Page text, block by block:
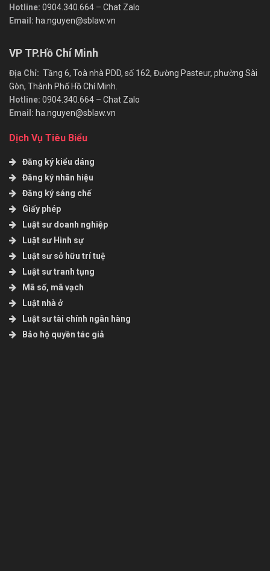
Hotline: 0904.340.664 – Chat Zalo
Email: ha.nguyen@sblaw.vn
VP TP.Hồ Chí Minh
Địa Chỉ: Tầng 6, Toà nhà PDD, số 162, Đường Pasteur, phường Sài
Gòn, Thành Phố Hồ Chí Minh.
Hotline: 0904.340.664 – Chat Zalo
Email: ha.nguyen@sblaw.vn
Dịch Vụ Tiêu Biểu
Đăng ký kiểu dáng
Đăng ký nhãn hiệu
Đăng ký sáng chế
Giấy phép
Luật sư doanh nghiệp
Luật sư Hình sự
Luật sư sở hữu trí tuệ
Luật sư tranh tụng
Mã số, mã vạch
Luật nhà ở
Luật sư tài chính ngân hàng
Bảo hộ quyền tác giả